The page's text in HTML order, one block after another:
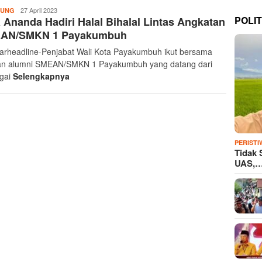
Sumbar
Headline
27 April 2023
Ananda Hadiri Halal Bihalal Lintas Angkatan
SMKN 1 Payakumbuh
Penjabat Wali Kota Payakumbuh ikut bersama
alumni SMEAN/SMKN 1 Payakumbuh yang datang dari
Selengkapnya
Tidak